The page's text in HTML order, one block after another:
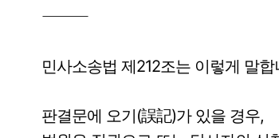
⸻
민사소송법 제212조는 이렇게 말합
판결문에 오기(誤記)가 있을 경우,